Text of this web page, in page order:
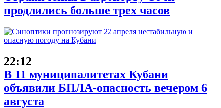
продлились больше трех часов
22:12
В 11 муниципалитетах Кубани
объявили БПЛА-опасность вечером 6
августа